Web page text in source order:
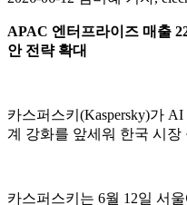
APAC 엔터프라이즈 매출
안 전략 확대
카스퍼스키(Kaspersky)가
계 강화를 앞세워 한국 시
카스퍼스키는 6월 12일 서